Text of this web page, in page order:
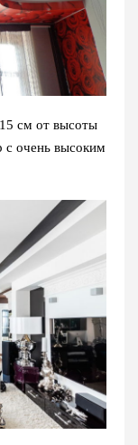
см от высоты
с очень высоким